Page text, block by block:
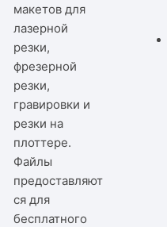
макетов для
лазерной
резки,
фрезерной
резки,
гравировки и
резки на
плоттере.
Файлы
предоставляют
ся для
бесплатного